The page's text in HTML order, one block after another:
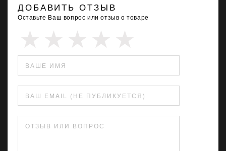
ДОБАВИТЬ ОТЗЫВ
Оставьте Ваш вопрос или отзыв о товаре
ВАШЕ ИМЯ
ВАШ EMAIL (НЕ ПУБЛИКУЕТСЯ)
ОТЗЫВ ИЛИ ВОПРОС